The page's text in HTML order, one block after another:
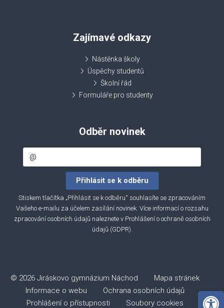
Zajímavé odkazy
Nástěnka školy
Úspěchy studentů
Školní řád
Formuláře pro studenty
Odběr novinek
Stiskem tlačítka „Přihlásit se k odběru“ souhlasíte se zpracováním
Vašeho e-mailu za účelem zasílání novinek. Více informací o rozsahu
zpracování osobních údajů naleznete v Prohlášení o ochraně osobních
údajů (GDPR).
© 2026 Jiráskovo gymnázium Náchod Mapa stránek
Informace o webu
Ochrana osobních údajů
Prohlášení o přístupnosti
Soubory cookies